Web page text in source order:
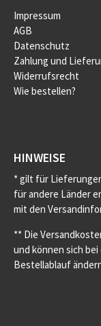
Impressum
AGB
Datenschutz
Zahlung und
Widerrufsrecht
Wie bestellen?
HINWEISE
* gilt für
für andere Länder
mit den
** Die
und können sich
Bestellablauf